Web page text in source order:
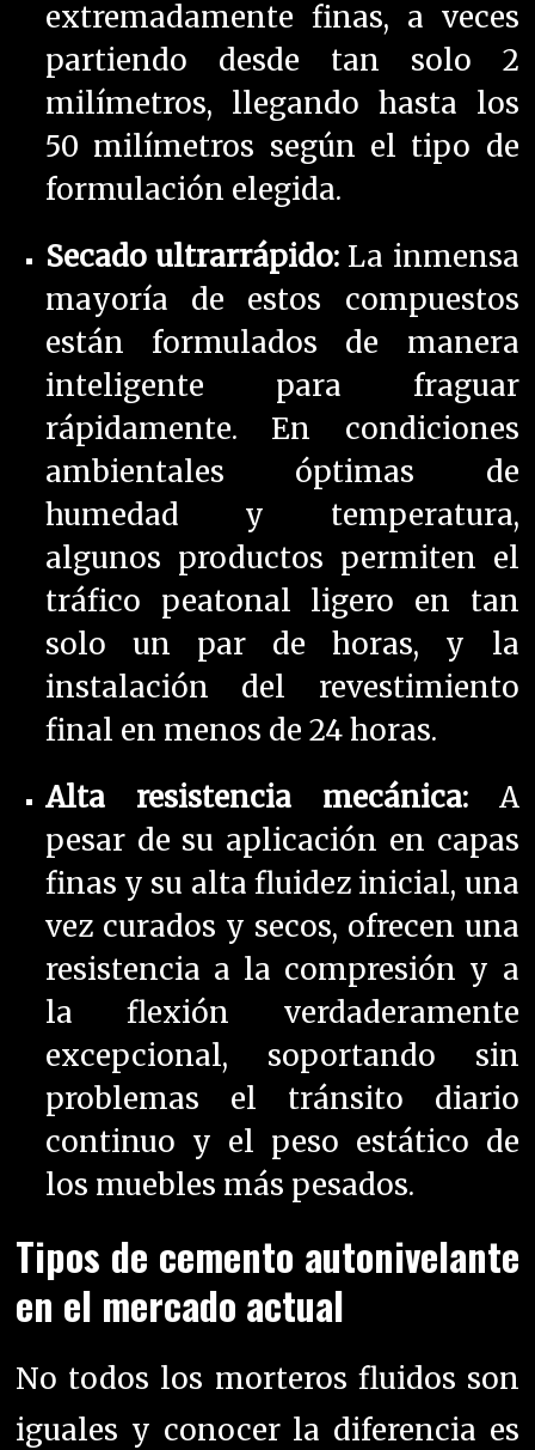
extremadamente finas, a veces
partiendo desde tan solo 2
milímetros, llegando hasta los
50 milímetros según el tipo de
formulación elegida.
Secado ultrarrápido: La inmensa
mayoría de estos compuestos
están formulados de manera
inteligente para fraguar
rápidamente. En condiciones
ambientales óptimas de
humedad y temperatura,
algunos productos permiten el
tráfico peatonal ligero en tan
solo un par de horas, y la
instalación del revestimiento
final en menos de 24 horas.
Alta resistencia mecánica:A
pesar de su aplicación en capas
finas y su alta fluidez inicial, una
vez curados y secos, ofrecen una
resistencia a la compresión y a
la flexión verdaderamente
excepcional, soportando sin
problemas el tránsito diario
continuo y el peso estático de
los muebles más pesados.
Tipos de cemento autonivelante
en el mercado actual
No todos los morteros fluidos son
iguales y conocer la diferencia es